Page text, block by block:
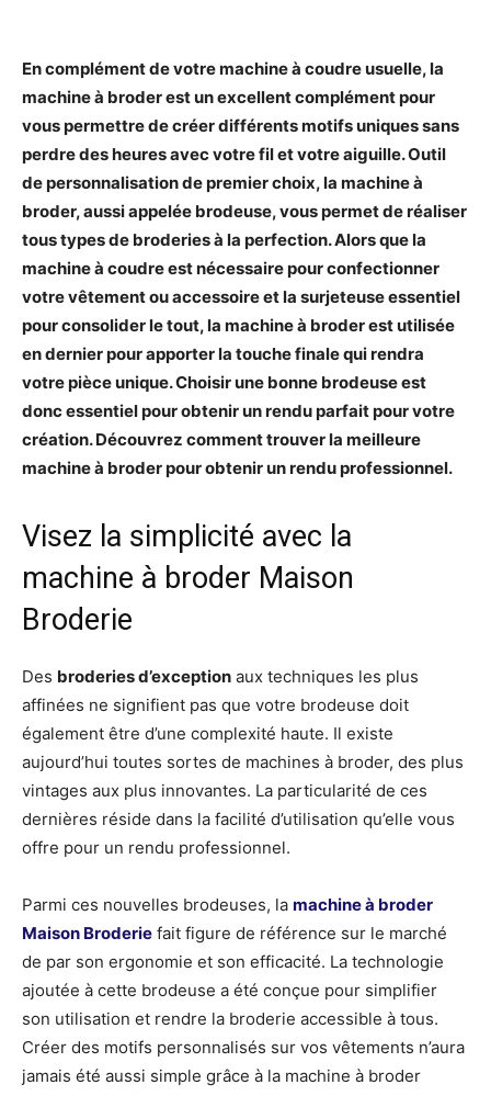
En complément de votre machine à coudre usuelle, la
machine à broder est un excellent complément pour
vous permettre de créer différents motifs uniques sans
perdre des heures avec votre fil et votre aiguille. Outil
de personnalisation de premier choix, la machine à
broder, aussi appelée brodeuse, vous permet de réaliser
tous types de broderies à la perfection. Alors que la
machine à coudre est nécessaire pour confectionner
votre vêtement ou accessoire et la surjeteuse essentiel
pour consolider le tout, la machine à broder est utilisée
en dernier pour apporter la touche finale qui rendra
votre pièce unique. Choisir une bonne brodeuse est
donc essentiel pour obtenir un rendu parfait pour votre
création. Découvrez comment trouver la meilleure
machine à broder pour obtenir un rendu professionnel.
Visez la simplicité avec la
machine à broder Maison
Broderie
Des broderies d’exception aux techniques les plus
affinées ne signifient pas que votre brodeuse doit
également être d’une complexité haute. Il existe
aujourd’hui toutes sortes de machines à broder, des plus
vintages aux plus innovantes. La particularité de ces
dernières réside dans la facilité d’utilisation qu’elle vous
offre pour un rendu professionnel.
Parmi ces nouvelles brodeuses, la machine à broder
Maison Broderie fait figure de référence sur le marché
de par son ergonomie et son efficacité. La technologie
ajoutée à cette brodeuse a été conçue pour simplifier
son utilisation et rendre la broderie accessible à tous.
Créer des motifs personnalisés sur vos vêtements n’aura
jamais été aussi simple grâce à la machine à broder